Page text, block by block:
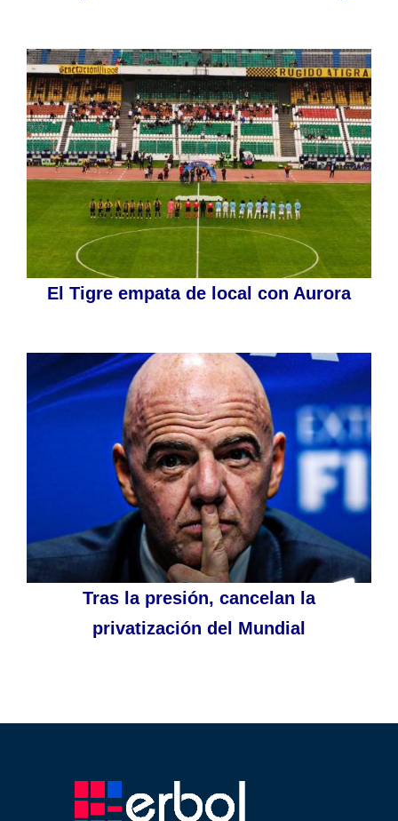
El Tigre empata de local con Aurora
Tras la presión, cancelan la
privatización del Mundial